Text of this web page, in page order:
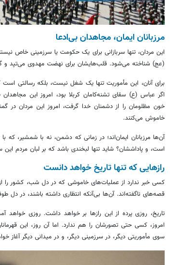
مرزبانان ایمان، مجاهدان بی‌ادعا
این مردان، تنها سربازانی برای یک حکومت یا سرزمینی خاص
(عج) شناخته می‌شود. قلب‌هایشان برای نهضت مهدوی می‌تپد و
برای آنان، این مأموریت تنها یک شغل نیست، بلکه رسالتی است
اگر عباس (ع) سقایتشنه‌کامان کربلا بود، امروز این
خون مظلومان را از دشمنان خدا گرفت، امروز این مردان در
خاموش می‌کنند.
آن‌ها مرزبانان ایمان‌اند؛ در زمانی که دشمن، نه با شمشیر،
است، و پاداششان؟ شاید تنها لبخندی باشد که بر لبان مردم این
رازهایی که تنها تاریخ خواهد دانست
کسی خبر ندارد از عملیات‌های خاموشی که در دل شب، کشور را از
قصه‌های ناگفته‌اند. آن‌ها بی‌آنکه انتظاری داشته باشند، در دل
تاریخ، روزی پرده از این رازها بر خواهد داشت. روزی
امروز، کسی حتی تصورشان را هم ندارد. اما آن روز، این
سوی مأموریتی دیگر، در سرزمینی دیگر، و در میدانی دیگر آغاز